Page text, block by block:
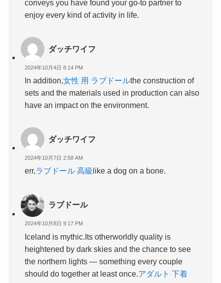
conveys you have found your go-to partner to
enjoy every kind of activity in life.
ダッチワイフ
2024年10月4日 8:14 PM
In addition,女性 用 ラブドールthe construction of
sets and the materials used in production can also
have an impact on the environment.
ダッチワイフ
2024年10月7日 2:58 AM
err,ラブドール 高級 like a dog on a bone.
ラブドール
2024年10月8日 9:17 PM
Iceland is mythic.Its otherworldly quality is
heightened by dark skies and the chance to see
the northern lights — something every couple
should do together at least once. アダルト 下着